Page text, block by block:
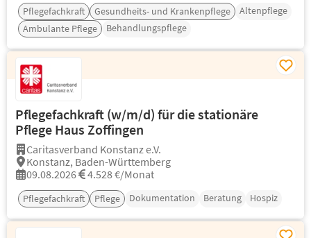
Pflegefachkraft Gesundheits- und Krankenpflege
Altenpflege
Ambulante Pflege
Behandlungspflege
Pflegefachkraft (w/m/d) für die stationäre
Pflege Haus Zoffingen
Caritasverband Konstanz e.V.
Konstanz, Baden-Württemberg
09.08.2026
4.528 €/Monat
Pflegefachkraft Pflege Dokumentation Beratung Hospiz